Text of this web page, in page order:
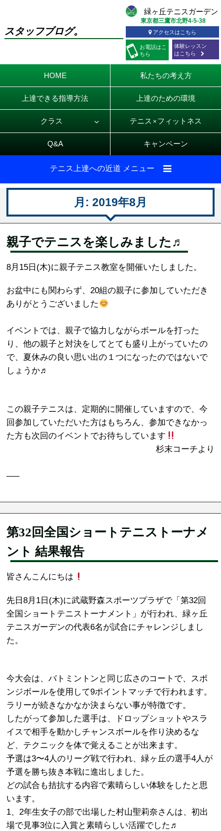
スタッフブログ。
お電話はこ
ちら
東京都三鷹市北野4-5-38
アクセスはこちら
体験レッスン
はこちら
HOME 私たちの考え方
上達できる指導方法 上達のための環境
クラス テニス × フィットネス
Q&A キャンペーン
テニス上達への近道 メニュー
月: 2019年8月
親子でテニスを楽しみました♬
8月15日(木)に親子テニス教室を開催いたしました。
お盆中にも関わらず、20組の親子に参加していただき
ありがとうございました
イベントでは、親子で協力しながらボールを打った
り、他の親子と対決をしてとても盛り上がっていたの
で、夏休みの良い思い出の１つになったのではないで
しょうか♬
この親子テニスは、定期的に開催していますので、今
回参加していただいた方はもちろん、参加できなかっ
た方も次回のイベントでお待ちしています
杉末コーチより
—–
第32回全国ショートテニストーナメ
ント 結果報告
皆さんこんにちは
先日8月1日(木)に武蔵野森スポーツプラザで「第32回
全国ショートテニストーナメント」が行われ、緑ヶ丘
テニスガーデンの代表6名が試合にチャレンジしまし
た。
今大会は、バトミントンと同じ広さのコートで、スポ
ンジボールを使用して9ポイントマッチで行われます。
ラリーが続きなかなか決まらない事が特徴です。
したがって参加した選手は、ドロップショットやスラ
イスで相手を動かしチャンスボールを作り決めるな
ど、テクニックを体で覚えることが出来ます。
予選は3〜4人のリーグ戦で行われ、緑ヶ丘の選手4人が
予選を勝ち抜き本戦に進出しました。
どの試合も拮抗する内容で素晴らしい体験をしたと思
います。
1、2年生女子の部で出場した村山聖莉奈さんは、初出
場で見事3位に入賞と素晴らしい活躍でした♬